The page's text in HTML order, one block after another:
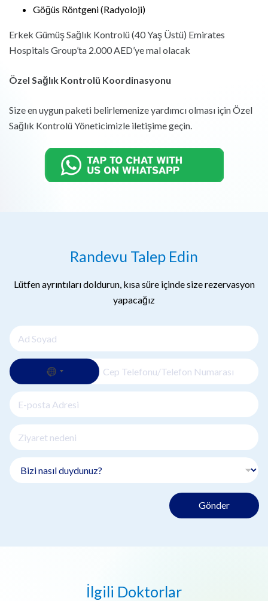
Göğüs Röntgeni (Radyoloji)
Erkek Gümüş Sağlık Kontrolü (40 Yaş Üstü) Emirates
Hospitals Group’ta 2.000 AED’ye mal olacak
Özel Sağlık Kontrolü Koordinasyonu
Size en uygun paketi belirlemenize yardımcı olması için Özel
Sağlık Kontrolü Yöneticimizle iletişime geçin.
Randevu Talep Edin
Lütfen ayrıntıları doldurun, kısa süre içinde size rezervasyon
yapacağız
Gönder
İlgili Doktorlar